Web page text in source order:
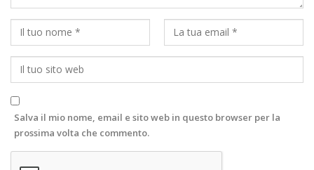
Salva il mio nome, email e sito web in questo browser per la
prossima volta che commento.